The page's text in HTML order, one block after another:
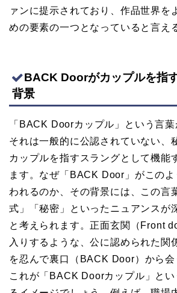
ァンに提示されており、作品世界を
めの要素の一つとなっていると言え
BACK Doorがカップルを指
背景
「BACK Doorカップル」という言葉
それは一般的に公認されていない、
カップルを指すスラングとして機能
ます。なぜ「BACK Door」がこの
われるのか、その背景には、この言
式」「秘密」といったニュアンスが
と考えられます。正面玄関（Front
入りするような、公に認められた関
を忍んで裏口（BACK Door）から会
これが「BACK Doorカップル」と